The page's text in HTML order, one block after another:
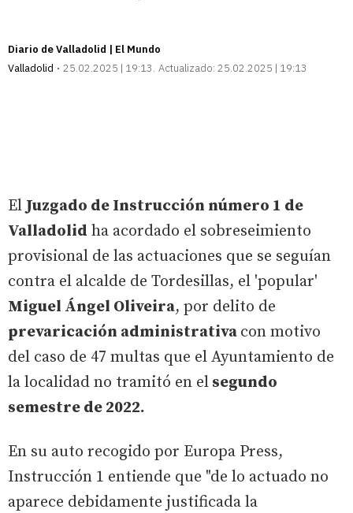
Diario de Valladolid | El Mundo
Valladolid
25.02.2025 | 19:13 Actualizado: 25.02.2025 | 19:13
El Juzgado de Instrucción número 1 de
Valladolid ha acordado el sobreseimiento
provisional de las actuaciones que se seguían
contra el alcalde de Tordesillas, el 'popular'
Miguel Ángel Oliveira, por delito de
prevaricación administrativa con motivo
del caso de 47 multas que el Ayuntamiento de
la localidad no tramitó en el segundo
semestre de 2022.
En su auto recogido por Europa Press,
Instrucción 1 entiende que "de lo actuado no
aparece debidamente justificada la